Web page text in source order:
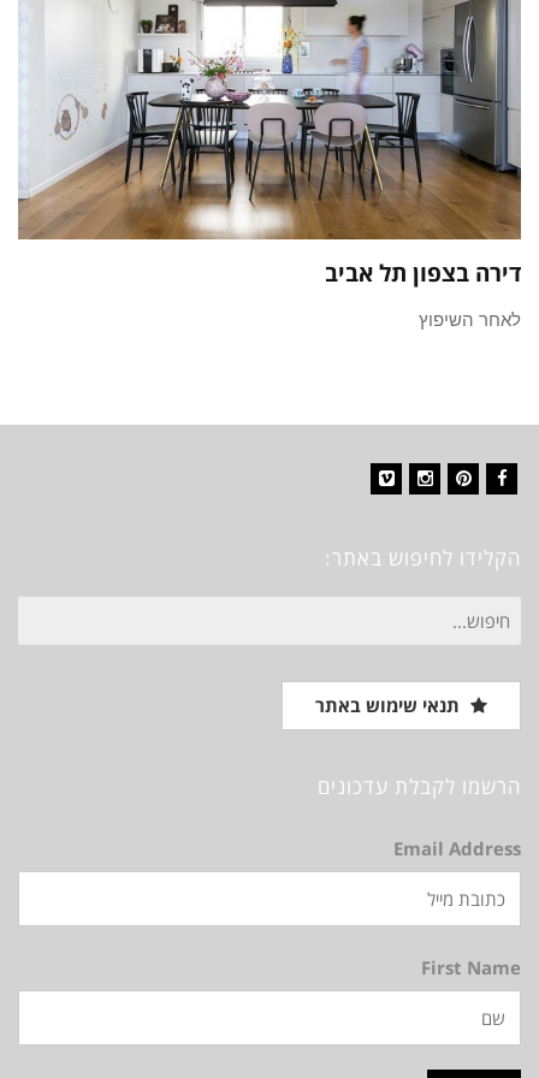
דירה בצפון תל אביב
לאחר השיפוץ
הקלידו לחיפוש באתר:
חיפוש
עבור:
תנאי שימוש באתר
הרשמו לקבלת עדכונים
Email Address
First Name